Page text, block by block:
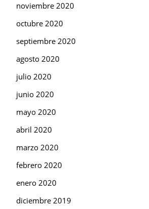
noviembre 2020
octubre 2020
septiembre 2020
agosto 2020
julio 2020
junio 2020
mayo 2020
abril 2020
marzo 2020
febrero 2020
enero 2020
diciembre 2019